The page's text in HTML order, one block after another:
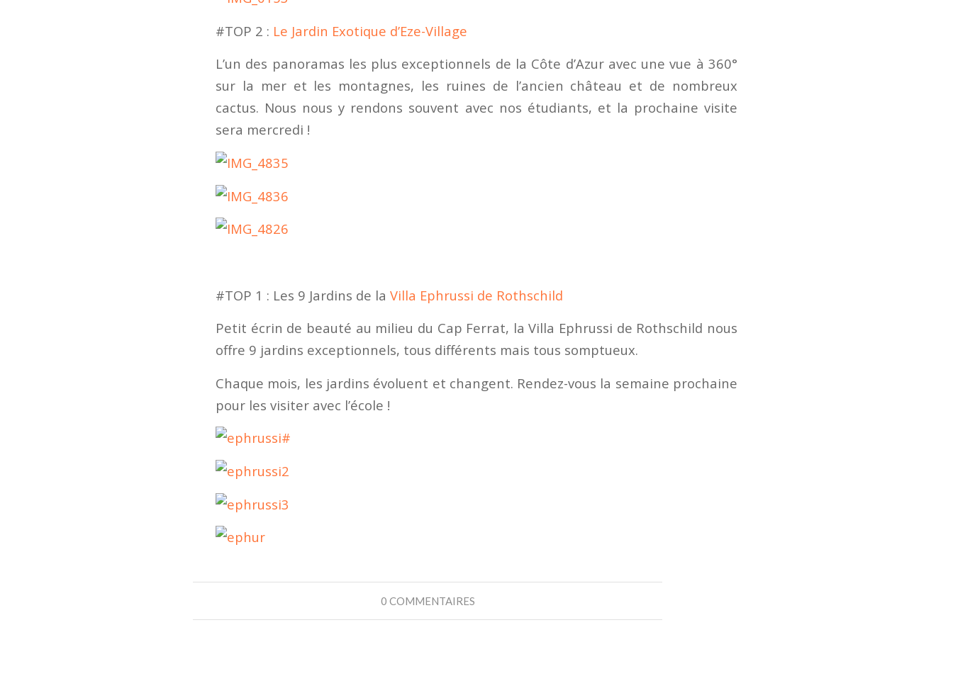
#TOP 2 : Le Jardin Exotique d’Eze-Village
L’un des panoramas les plus exceptionnels de la Côte d’Azur avec une vue à 360°
sur la mer et les montagnes, les ruines de l’ancien château et de nombreux
cactus. Nous nous y rendons souvent avec nos étudiants, et la prochaine visite
sera mercredi !
#TOP 1 : Les 9 Jardins de la Villa Ephrussi de Rothschild
Petit écrin de beauté au milieu du Cap Ferrat, la Villa Ephrussi de Rothschild nous
offre 9 jardins exceptionnels, tous différents mais tous somptueux.
Chaque mois, les jardins évoluent et changent. Rendez-vous la semaine prochaine
pour les visiter avec l’école !
0 COMMENTAIRES